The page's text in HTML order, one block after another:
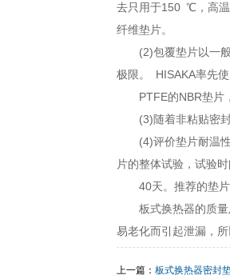
去只用于150 ℃，高
纤维垫片。
(2)包覆垫片以一
极限。 HISAKA率先
PTFE的NBR垫片
(3)随着非粘贴密
(4)评价垫片耐温
片的整体试验，试验
40天。推荐的垫
板式换热器的质
易老化而引起泄漏，
上一篇： 板式换热器密封